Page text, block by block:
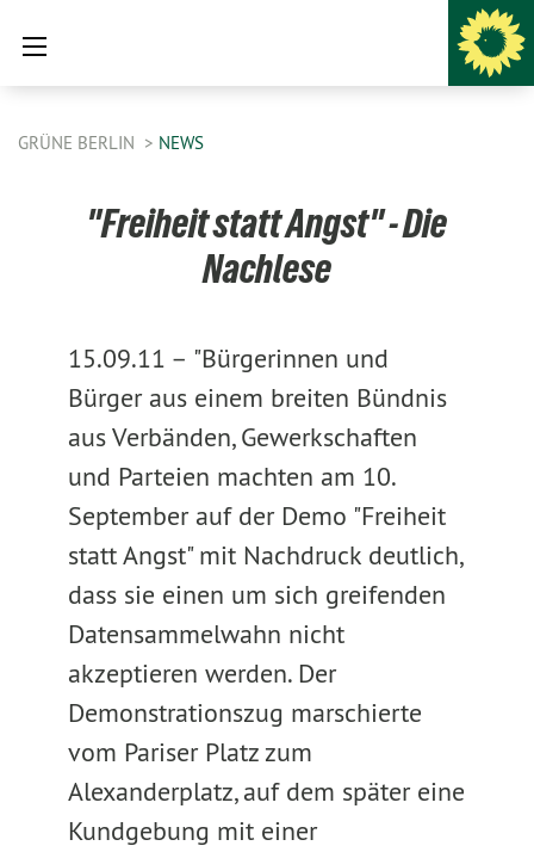
GRÜNE BERLIN NEWS
"Freiheit statt Angst" - Die
Nachlese
15.09.11 – "Bürgerinnen und
Bürger aus einem breiten Bündnis
aus Verbänden, Gewerkschaften
und Parteien machten am 10.
September auf der Demo "Freiheit
statt Angst" mit Nachdruck deutlich,
dass sie einen um sich greifenden
Datensammelwahn nicht
akzeptieren werden. Der
Demonstrationszug marschierte
vom Pariser Platz zum
Alexanderplatz, auf dem später eine
Kundgebung mit einer